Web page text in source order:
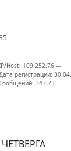
Host: 109.252.76.---
Дата регистрации:
34 673